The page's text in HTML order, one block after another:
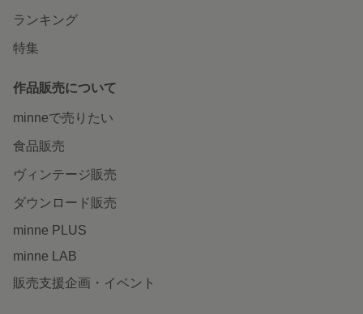
ランキング
特集
作品販売について
minneで売りたい
食品販売
ヴィンテージ販売
ダウンロード販売
minne PLUS
minne LAB
販売支援企画・イベント